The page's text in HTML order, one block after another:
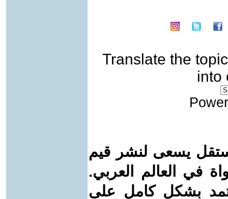
Translate the topic
into
يسعى لنشر قيم
في العالم العربي.
بشكل كامل على